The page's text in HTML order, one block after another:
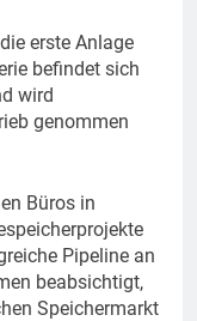
erste Anlage
befindet sich
wird
genommen
Büros in
Pipeline an
beabsichtigt,
Speichermarkt